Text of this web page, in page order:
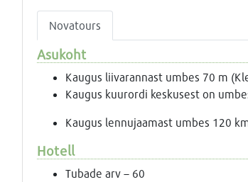
Novatours
Asukoht
Kaugus liivarannast umbes 70 m
Kaugus kuurordi keskusest on
Kaugus lennujaamast umbes 120
Hotell
Tubade arv – 60